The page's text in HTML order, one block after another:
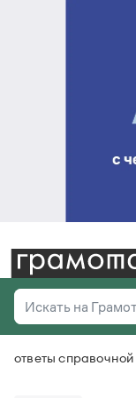
Искать на
Везде
ответы